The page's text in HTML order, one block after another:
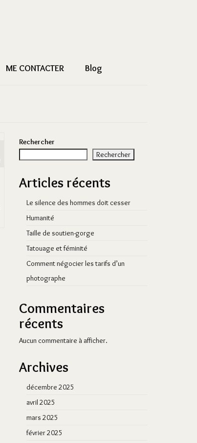
ME CONTACTER Blog
Rechercher
Rechercher
Articles récents
Le silence des hommes doit cesser
Humanité
Taille de soutien-gorge
Tatouage et féminité
Comment négocier les tarifs d’un
photographe
Commentaires
récents
Aucun commentaire à afficher.
Archives
décembre 2025
avril 2025
mars 2025
février 2025